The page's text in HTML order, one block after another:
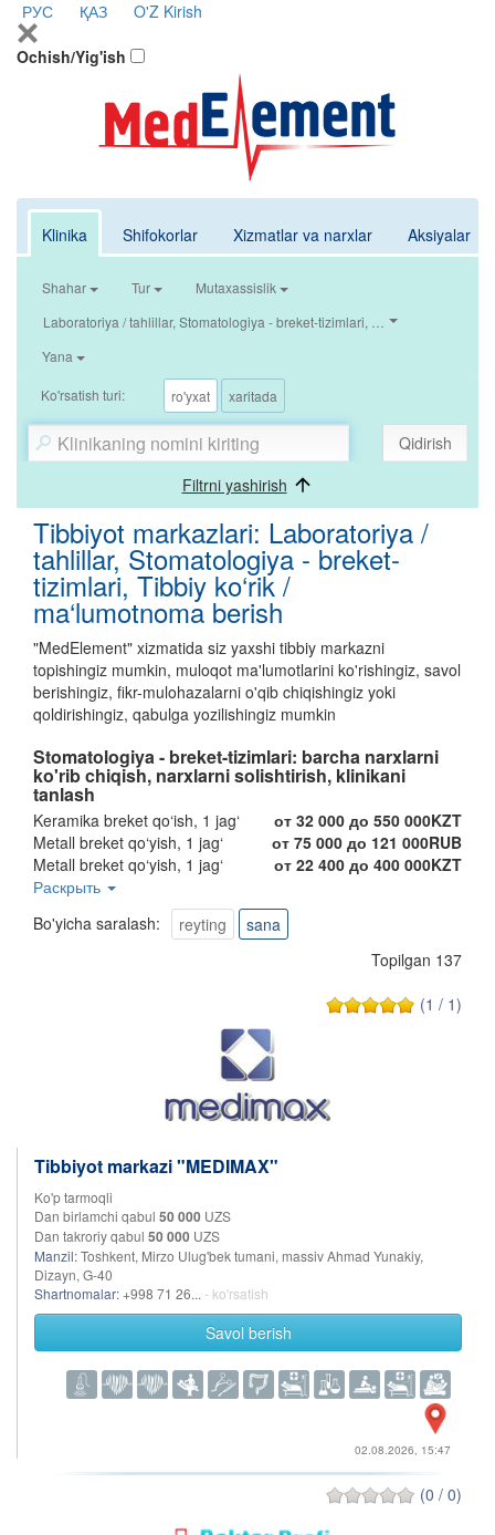
РУС ҚАЗ O'Z Kirish
Ochish/Yig'ish
Klinika Shifokorlar Xizmatlar va narxlar Aksiyalar
Shahar Tur
Mutaxassislik
Laboratoriya / tahlillar, Stomatologiya - breket-tizimlari, Tibbiy ko‘rik /
Yana
Ko'rsatish turi: ro'yxat xaritada
Qidirish
Filtrni yashirish
Tibbiyot markazlari: Laboratoriya /
tahlillar, Stomatologiya - breket-
tizimlari, Tibbiy ko‘rik /
ma‘lumotnoma berish
"MedElement" xizmatida siz yaxshi tibbiy markazni
topishingiz mumkin, muloqot ma'lumotlarini ko'rishingiz, savol
berishingiz, fikr-mulohazalarni o'qib chiqishingiz yoki
qoldirishingiz, qabulga yozilishingiz mumkin
Stomatologiya - breket-tizimlari: barcha narxlarni
ko'rib chiqish, narxlarni solishtirish, klinikani
tanlash
Keramika breket qo‘ish, 1 jag‘
от 32 000 до 550 000KZT
Metall breket qo‘yish, 1 jag‘
от 75 000 до 121 000RUB
Metall breket qo‘yish, 1 jag‘
от 22 400 до 400 000KZT
Sapfir breket qo‘yish, 1 jag‘
Sapfir breket qo‘yish, 1 jag‘
от 70 000 до 350 000KZT
Раскрыть
Bo'yicha saralash:
reyting
sana
Topilgan 137
(1 / 1)
Tibbiyot markazi "MEDIMAX"
Ko'p tarmoqli
Dan birlamchi qabul 50 000 UZS
Dan takroriy qabul 50 000 UZS
Manzil:Toshkent, Mirzo Ulug'bek tumani, massiv Ahmad Yunakiy,
Dizayn, G-40
Shartnomalar: +998 71 26... - ko'rsatish
Savol berish
02.08.2026, 15:47
(0 / 0)